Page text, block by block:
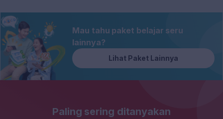
Mau tahu paket belajar seru
lainnya?
Lihat Paket Lainnya
Paling sering ditanyakan